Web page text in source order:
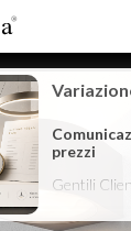
R
Catalogo Novità
TECHNICAL
COMPANY
1 (introduzione)
Touch-Dim e